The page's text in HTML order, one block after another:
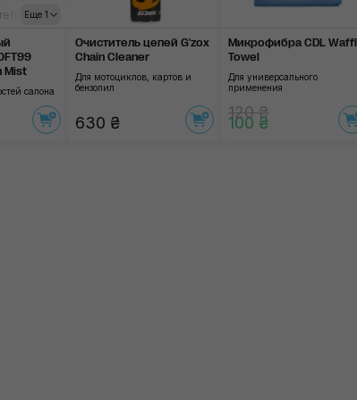
Еще 1
refill
Mist
салона
Очиститель цепей G'zox
Chain Cleaner
Для мотоциклов, картов и
бензопил
630 ₴
Микрофибра CDL
Towel
Для универсального
применения
120 ₴
100 ₴